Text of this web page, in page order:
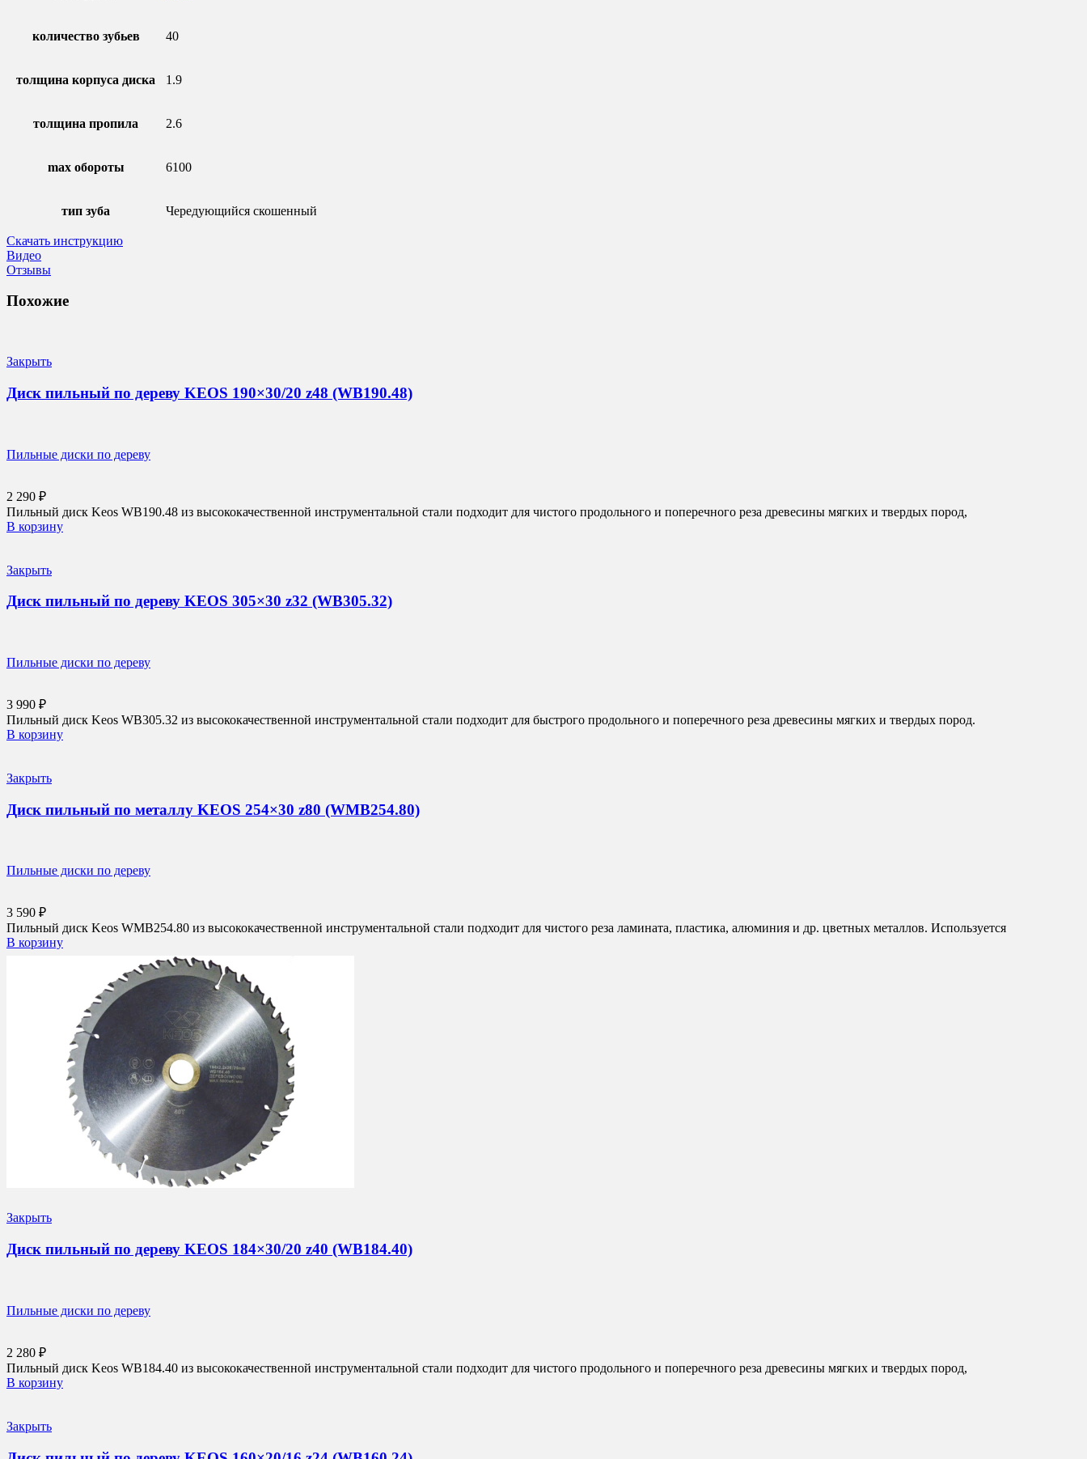
количество зубьев 40
толщина корпуса диска 1.9
толщина пропила 2.6
max обороты 6100
тип зуба Чередующийся скошенный
Скачать инструкцию
Видео
Отзывы
Похожие
Закрыть
Диск пильный по дереву KEOS 190×30/20 z48 (WB190.48)
Пильные диски по дереву
2 290 ₽
Пильный диск Keos WB190.48 из высококачественной инструментальной стали подходит для чистого продольного и поперечного реза древесины мягких и твердых пород,
В корзину
Закрыть
Диск пильный по дереву KEOS 305×30 z32 (WB305.32)
Пильные диски по дереву
3 990 ₽
Пильный диск Keos WB305.32 из высококачественной инструментальной стали подходит для быстрого продольного и поперечного реза древесины мягких и твердых пород.
В корзину
Закрыть
Диск пильный по металлу KEOS 254×30 z80 (WMB254.80)
Пильные диски по дереву
3 590 ₽
Пильный диск Keos WMB254.80 из высококачественной инструментальной стали подходит для чистого реза ламината, пластика, алюминия и др. цветных металлов. Используется
В корзину
Закрыть
Диск пильный по дереву KEOS 184×30/20 z40 (WB184.40)
Пильные диски по дереву
2 280 ₽
Пильный диск Keos WB184.40 из высококачественной инструментальной стали подходит для чистого продольного и поперечного реза древесины мягких и твердых пород,
В корзину
Закрыть